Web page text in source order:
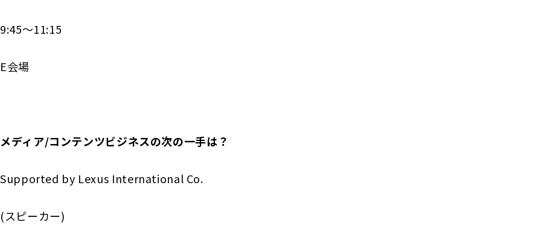
9:45〜11:15
E会場
メディア/コンテンツビジネスの次の一手は？
Supported by Lexus International Co.
(スピーカー)